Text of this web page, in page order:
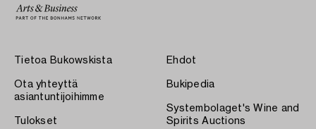
Tietoa Bukowskista
Ota yhteyttä
asiantuntijoihimme
Tulokset
Ehdot
Bukipedia
Systembolaget's Wine and
Spirits Auctions